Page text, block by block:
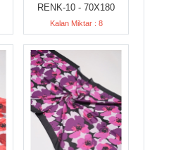
RENK-10 - 70X180
Kalan Miktar : 8